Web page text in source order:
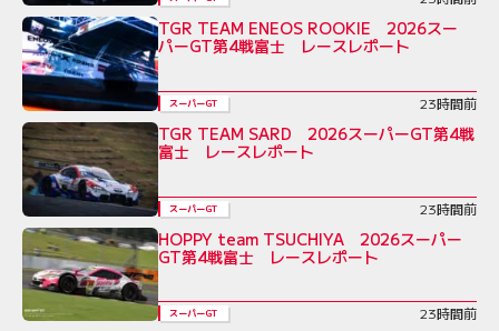
TGR TEAM ENEOS ROOKIE 2026スー
パーGT第4戦富士 レースレポート
スーパーGT 23時間前
TGR TEAM SARD 2026スーパーGT第4戦
富士 レースレポート
スーパーGT 23時間前
HOPPY team TSUCHIYA 2026スーパー
GT第4戦富士 レースレポート
スーパーGT 23時間前